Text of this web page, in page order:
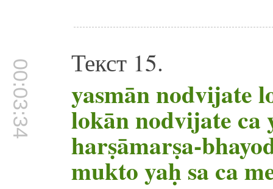
00:03:34 Текст 15.
yasmān nodvijate
lokān nodvijate ca
harṣāmarṣa-
mukto yaḥ sa ca